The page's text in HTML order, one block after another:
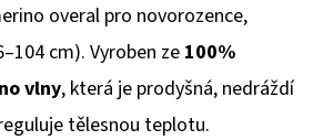
overal pro novorozence,
cm). Vyroben ze 100%
vlny, která je prodyšná, nedráždí
tělesnou teplotu.